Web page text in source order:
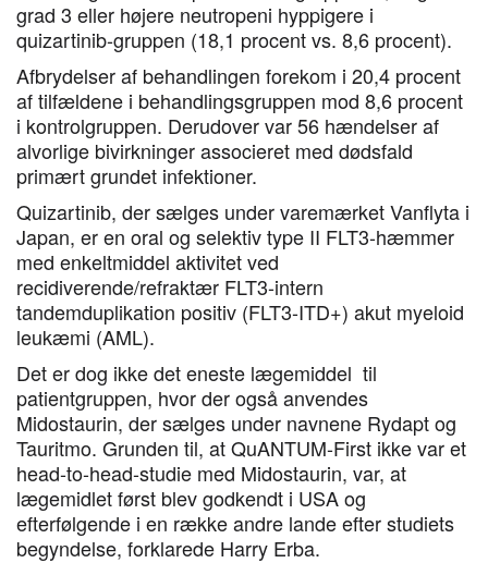
grad 3 eller højere neutropeni hyppigere i
quizartinib-gruppen (18,1 procent vs. 8,6 procent).
Afbrydelser af behandlingen forekom i 20,4 procent
af tilfældene i behandlingsgruppen mod 8,6 procent
i kontrolgruppen. Derudover var 56 hændelser af
alvorlige bivirkninger associeret med dødsfald
primært grundet infektioner.
Quizartinib, der sælges under varemærket Vanflyta i
Japan, er en oral og selektiv type II FLT3-hæmmer
med enkeltmiddel aktivitet ved
recidiverende/refraktær FLT3-intern
tandemduplikation positiv (FLT3-ITD+) akut myeloid
leukæmi (AML).
Det er dog ikke det eneste lægemiddel til
patientgruppen, hvor der også anvendes
Midostaurin, der sælges under navnene Rydapt og
Tauritmo. Grunden til, at QuANTUM-First ikke var et
head-to-head-studie med Midostaurin, var, at
lægemidlet først blev godkendt i USA og
efterfølgende i en række andre lande efter studiets
begyndelse, forklarede Harry Erba.